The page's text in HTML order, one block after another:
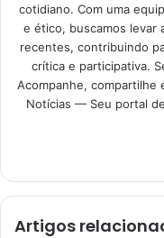
cotidiano. Com uma
e ético, buscamos levar
recentes, contribuindo
crítica e participativa.
Acompanhe, compartilhe
Notícias — Seu portal
Artigos